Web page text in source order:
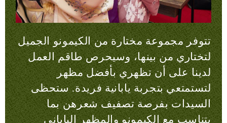
تتوفر مجموعة مختارة من الكيمونو الجميل
لتختاري من بينها، وسيحرص طاقم العمل
لدينا على أن تظهري بأفضل مظهر
لتستمتعي بتجربة يابانية فريدة. ستحظى
السيدات بفرصة تصفيف شعرهن بما
يتناسب مع الكيمونو والمظهر الياباني